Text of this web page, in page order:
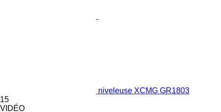
niveleuse XCMG GR1803
15
VIDÉO